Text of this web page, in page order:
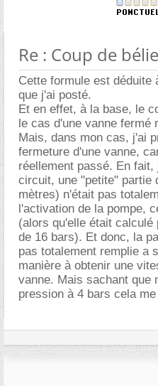
Re : Coup de
Cette formule est déduite
que j'ai posté.
Et en effet, à la base, le
le cas d'une vanne fermé
Mais, dans mon cas, j'ai
fermeture d'une vanne,
réellement passé. En
circuit, une "petite" partie
mètres) n'était pas
l'activation de la pompe,
(alors qu'elle était
de 16 bars). Et donc, la
pas totalement remplie a
manière à obtenir une
vanne. Mais sachant que
pression à 4 bars cela